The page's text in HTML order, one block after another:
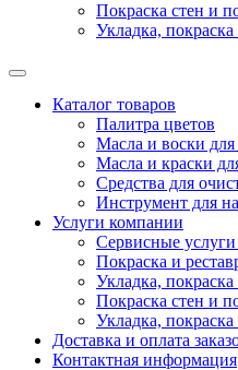
Покраска стен и
Укладка, покраска
Каталог товаров
Палитра цветов
Масла и воски
Масла и краски
Средства для
Инструмент для
Услуги компании
Сервисные
Покраска и
Укладка, покраска
Покраска стен и
Укладка,
Доставка и оплата
Контактная информация